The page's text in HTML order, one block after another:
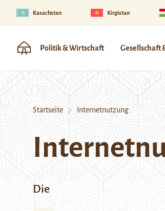
Kasachstan Kirgistan
Politik & Wirtschaft Gesellschaft
Startseite Internetnutzung
Die